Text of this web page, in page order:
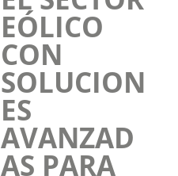
EÓLICO
CON
SOLUCION
ES
AVANZAD
AS PARA